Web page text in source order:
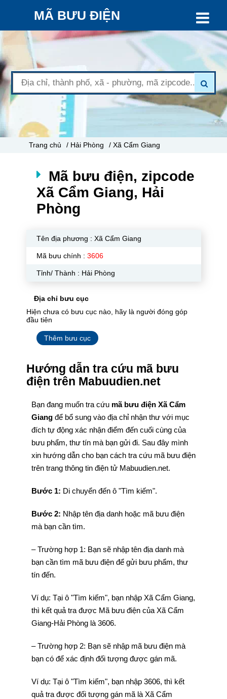
MÃ BƯU ĐIỆN
Trang chủ / Hải Phòng / Xã Cẩm Giang
Mã bưu điện, zipcode
Xã Cẩm Giang, Hải
Phòng
Tên địa phương : Xã Cẩm Giang
Mã bưu chính : 3606
Tỉnh/ Thành : Hải Phòng
Địa chỉ bưu cục
Hiện chưa có bưu cục nào, hãy là người đóng góp
đầu tiên
Thêm bưu cục
Hướng dẫn tra cứu mã bưu
điện trên Mabuudien.net
Bạn đang muốn tra cứu mã bưu điện Xã Cẩm
Giang để bổ sung vào địa chỉ nhận thư với mục
đích tự động xác nhận điểm đến cuối cùng của
bưu phẩm, thư tín mà bạn gửi đi. Sau đây mình
xin hướng dẫn cho bạn cách tra cứu mã bưu điện
trên trang thông tin điện tử Mabuudien.net.
Bước 1: Di chuyển đến ô "Tìm kiếm".
Bước 2: Nhập tên địa danh hoặc mã bưu điện
mà bạn cần tìm.
– Trường hợp 1: Bạn sẽ nhập tên địa danh mà
bạn cần tìm mã bưu điện để gửi bưu phẩm, thư
tín đến.
Ví dụ: Tại ô "Tìm kiếm", bạn nhập Xã Cẩm Giang,
thì kết quả tra được Mã bưu điện của Xã Cẩm
Giang-Hải Phòng là 3606.
– Trường hợp 2: Bạn sẽ nhập mã bưu điện mà
bạn có để xác định đối tượng được gán mã.
Ví dụ: Tại ô "Tìm kiếm", bạn nhập 3606, thì kết
quả tra được đối tượng gán mã là Xã Cẩm